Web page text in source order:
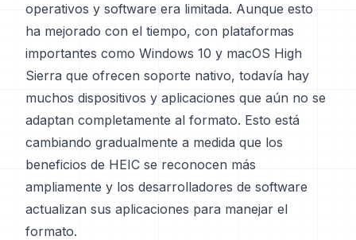
operativos y software era limitada. Aunque esto
ha mejorado con el tiempo, con plataformas
importantes como Windows 10 y macOS High
Sierra que ofrecen soporte nativo, todavía hay
muchos dispositivos y aplicaciones que aún no se
adaptan completamente al formato. Esto está
cambiando gradualmente a medida que los
beneficios de HEIC se reconocen más
ampliamente y los desarrolladores de software
actualizan sus aplicaciones para manejar el
formato.